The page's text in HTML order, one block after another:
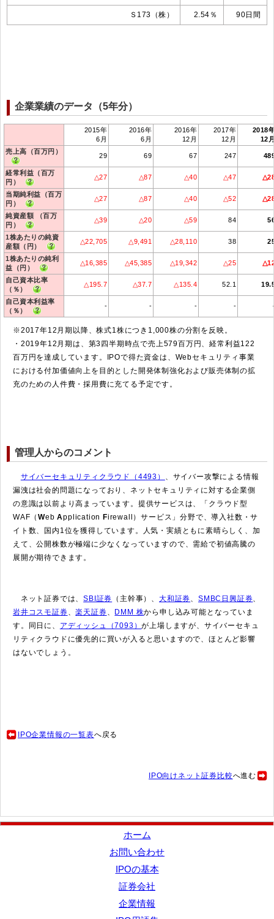
Ｓ173（株） 2.54％ 90日間
企業業績のデータ（5年分）
2015年
6月
2016年
6月
2016年
12月
2017年
12月
2018
12
売上高（百万円）
29 69 67 247
経常利益（百万
円）
△27 △87 △40 △47
当期純利益（百万
円）
△27 △87 △40 △52
純資産額 （百万
円）
△39 △20 △59 84
1株あたりの純資
産額（円）
△22,705 △9,491 △28,110 38
1株あたりの純利
益（円）
△16,385 △45,385 △19,342 △25
自己資本比率
（％）
△195.7 △37.7 △135.4 52.1
自己資本利益率
（％）
- - - -
※2017年12月期以降、株式1株につき1,000株の分割を反映。
・2019年12月期は、第3四半期時点で売上579百万円、経常利益122
百万円を達成しています。IPOで得た資金は、Webセキュリティ事業
における付加価値向上を目的とした開発体制強化および販売体制の拡
充のための人件費・採用費に充てる予定です。
管理人からのコメント
サイバーセキュリティクラウド（4493） 、サイバー攻撃による情報
漏洩は社会的問題になっており、ネットセキュリティに対する企業側
の意識は以前より高まっています。提供サービスは、「クラウド型
WAF（WebApplication Firewall）サービス」分野で、導入社数・サ
イト数、国内1位を獲得しています。人気・実績ともに素晴らしく、加
えて、公開株数が極端に少なくなっていますので、需給で初値高騰の
展開が期待できます。
ネット証券では、SBI証券 （主幹事）、大和証券、SMBC日興証券、
岩井コスモ証券、楽天証券、 DMM 株から申し込み可能となっていま
す。同日に、 アディッシュ（7093）が上場しますが、サイバーセキュ
リティクラウドに優先的に買いが入ると思いますので、ほとんど影響
はないでしょう。
IPO企業情報の一覧表へ戻る
IPO向けネット証券比較へ進む
ホーム
お問い合わせ
IPOの基本
証券会社
企業情報